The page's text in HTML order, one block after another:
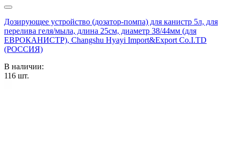
Дозирующее устройство (дозатор-помпа) для канистр 5л, для
перелива геля/мыла, длина 25см, диаметр 38/44мм (для
ЕВРОКАНИСТР), Changshu Hyayi Import&Export Co.I.TD
(РОССИЯ)
В наличии:
116 шт.